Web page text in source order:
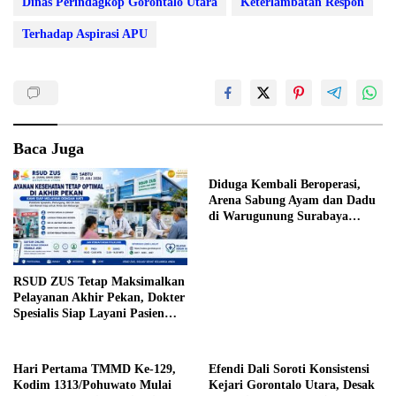
Terhadap Aspirasi APU
Baca Juga
RSUD ZUS Tetap Maksimalkan
Pelayanan Akhir Pekan, Dokter
Spesialis Siap Layani Pasien
Diduga Kembali Beroperasi,
Arena Sabung Ayam dan Dadu
di Warugunung Surabaya
Hari Pertama TMMD Ke-129,
Kodim 1313/Pohuwato Mulai
Efendi Dali Soroti Konsistensi
Kejari Gorontalo Utara, Desak